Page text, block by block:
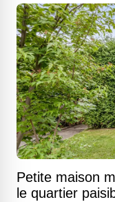
Petite maison
le quartier